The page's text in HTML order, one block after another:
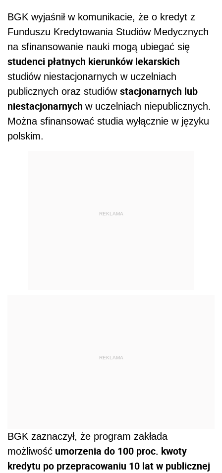
BGK wyjaśnił w komunikacie, że o kredyt z
Funduszu Kredytowania Studiów Medycznych
na sfinansowanie nauki mogą ubiegać się
studenci płatnych kierunków lekarskich
studiów niestacjonarnych w uczelniach
publicznych oraz studiów stacjonarnych lub
niestacjonarnych w uczelniach niepublicznych.
Można sfinansować studia wyłącznie w języku
polskim.
REKLAMA
REKLAMA
BGK zaznaczył, że program zakłada
możliwość umorzenia do 100 proc. kwoty
kredytu po przepracowaniu 10 lat w publicznej